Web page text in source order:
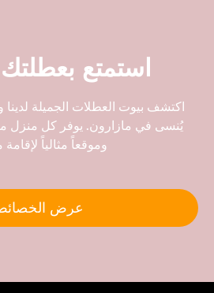
استمتع بعطلتك
اكتشف بيوت العطلات الجميلة
يُنسى في مازارون. يوفر كل منزل
وموقعاً مثالياً
عرض